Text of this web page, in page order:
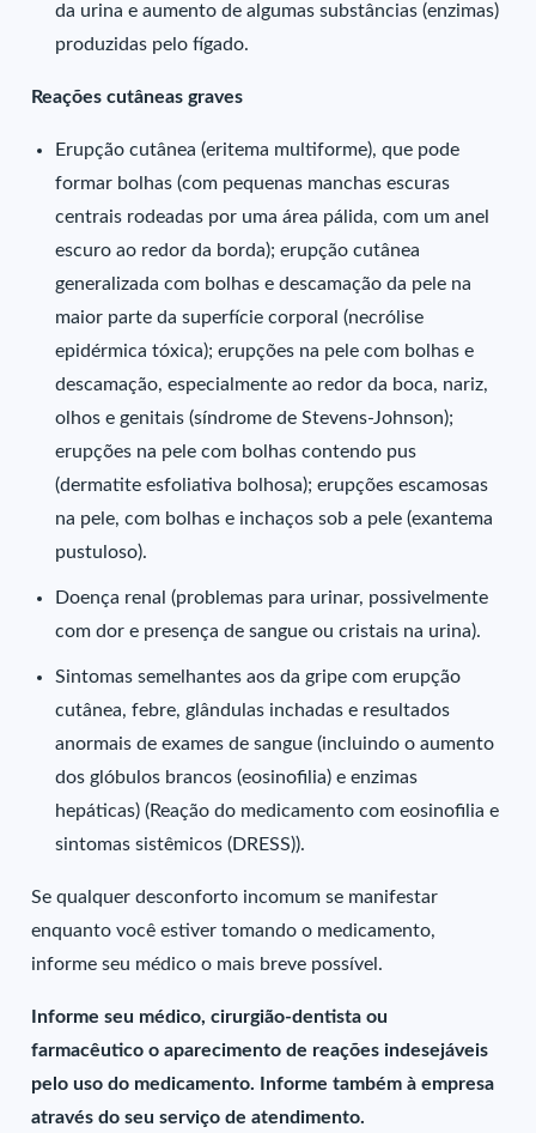
da urina e aumento de algumas substâncias (enzimas)
produzidas pelo fígado.
Reações cutâneas graves
Erupção cutânea (eritema multiforme), que pode
formar bolhas (com pequenas manchas escuras
centrais rodeadas por uma área pálida, com um anel
escuro ao redor da borda); erupção cutânea
generalizada com bolhas e descamação da pele na
maior parte da superfície corporal (necrólise
epidérmica tóxica); erupções na pele com bolhas e
descamação, especialmente ao redor da boca, nariz,
olhos e genitais (síndrome de Stevens-Johnson);
erupções na pele com bolhas contendo pus
(dermatite esfoliativa bolhosa); erupções escamosas
na pele, com bolhas e inchaços sob a pele (exantema
pustuloso).
Doença renal (problemas para urinar, possivelmente
com dor e presença de sangue ou cristais na urina).
Sintomas semelhantes aos da gripe com erupção
cutânea, febre, glândulas inchadas e resultados
anormais de exames de sangue (incluindo o aumento
dos glóbulos brancos (eosinofilia) e enzimas
hepáticas) (Reação do medicamento com eosinofilia e
sintomas sistêmicos (DRESS)).
Se qualquer desconforto incomum se manifestar
enquanto você estiver tomando o medicamento,
informe seu médico o mais breve possível.
Informe seu médico, cirurgião-dentista ou
farmacêutico o aparecimento de reações indesejáveis
pelo uso do medicamento. Informe também à empresa
através do seu serviço de atendimento.